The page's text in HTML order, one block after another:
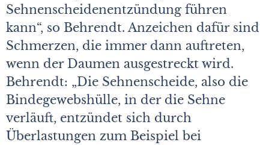
Sehnenscheidenentzündung führen
kann“, so Behrendt. Anzeichen dafür sind
Schmerzen, die immer dann auftreten,
wenn der Daumen ausgestreckt wird.
Behrendt: „Die Sehnenscheide, also die
Bindegewebshülle, in der die Sehne
verläuft, entzündet sich durch
Überlastungen zum Beispiel bei